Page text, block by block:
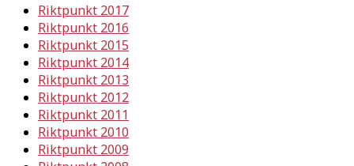
Riktpunkt 2017
Riktpunkt 2016
Riktpunkt 2015
Riktpunkt 2014
Riktpunkt 2013
Riktpunkt 2012
Riktpunkt 2011
Riktpunkt 2010
Riktpunkt 2009